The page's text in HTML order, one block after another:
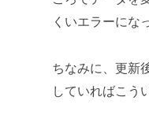
くいエラーにな
ちなみに、更
していればこう